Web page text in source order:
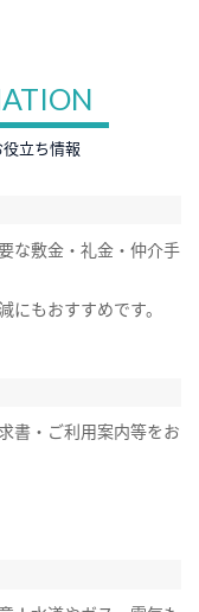
立ち情報
な敷金・礼金・仲介手
にもおすすめです。
書・ご利用案内等をお